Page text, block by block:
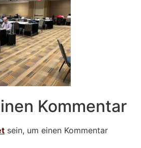
Kommentar
sein, um einen Kommentar